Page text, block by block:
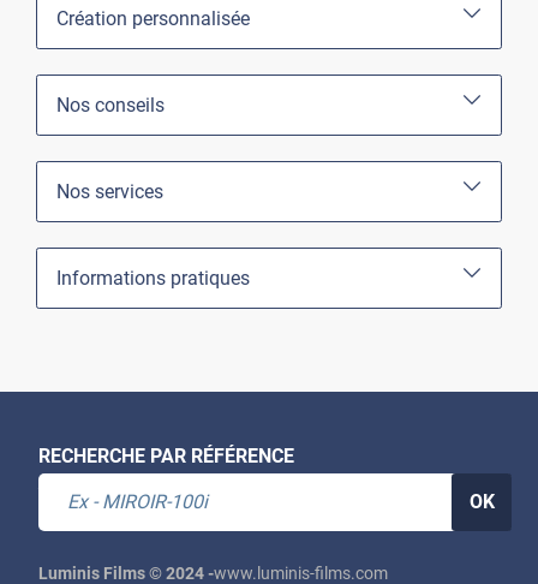
Création personnalisée
Nos conseils
Nos services
Informations pratiques
RECHERCHE PAR RÉFÉRENCE
OK
Luminis Films © 2024 -www.luminis-films.com